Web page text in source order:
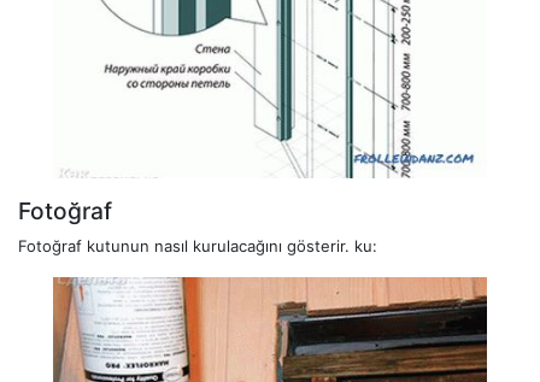
Fotoğraf
Fotoğraf kutunun nasıl kurulacağını gösterir. ku: